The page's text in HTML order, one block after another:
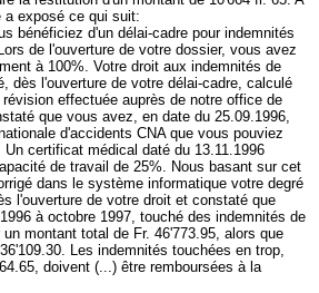
a exposé ce qui suit:
bénéficiez d'un délai-cadre pour indemnités
de l'ouverture de votre dossier, vous avez
à 100%. Votre droit aux indemnités de
dès l'ouverture de votre délai-cadre, calculé
effectuée auprès de notre office de
que vous avez, en date du 25.09.1996,
d'accidents CNA que vous pouviez
certificat médical daté du 13.11.1996
de travail de 25%. Nous basant sur cet
dans le système informatique votre degré
l'ouverture de votre droit et constaté que
à octobre 1997, touché des indemnités de
un montant total de Fr. 46'773.95, alors que
Les indemnités touchées en trop,
doivent (...) être remboursées à la